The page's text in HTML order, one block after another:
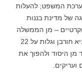
המשפט; להעלות
של מדינת בננות
– מן הממשלה
דרך הכנסת ועד מרכז הליכוד ומתפקדיו; להביא חורבן וגלות על 22
מן היסוד ולהפוך את